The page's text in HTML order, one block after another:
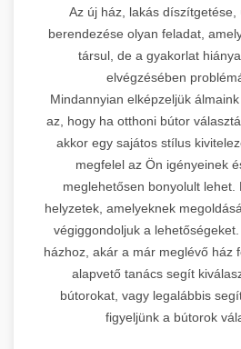
Az új ház, lakás díszítgetése,
berendezése olyan feladat,
társul, de a gyakorlat
elvégzésében
Mindannyian elképzeljük
az, hogy ha otthoni bútor
akkor egy sajátos stílus
megfelel az Ön igényeinek
meglehetősen bonyolult lehet.
helyzetek, amelyeknek
végiggondoljuk a
házhoz, akár a már meglévő ház
alapvető tanács segít
bútorokat, vagy legalábbis
figyeljünk a bútorok